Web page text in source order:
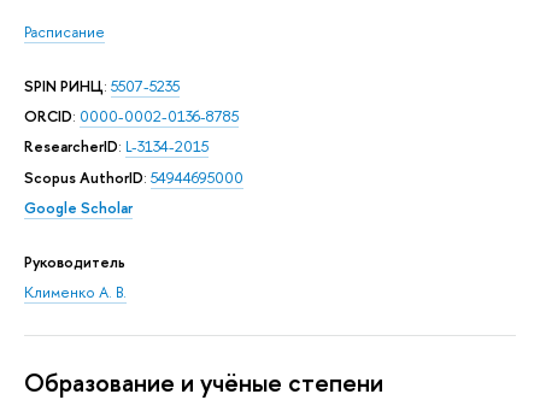
Расписание
SPIN РИНЦ: 5507-5235
ORCID: 0000-0002-0136-8785
ResearcherID: L-3134-2015
Scopus AuthorID: 54944695000
Google Scholar
Руководитель
Клименко А. В.
Oбразование и учёные степени